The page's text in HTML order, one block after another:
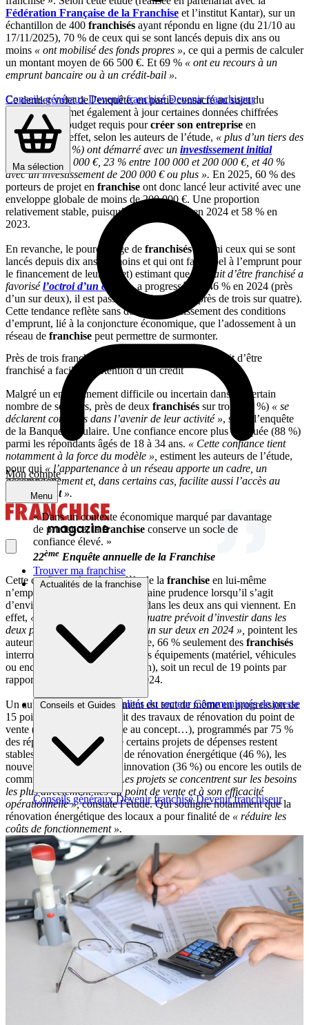
Conseils générauxDevenir franchiséDevenir franchiseur
Ma sélection
Mon compte
Menu
Trouver ma franchise
Actualités de la franchise
Brèves et actus Actualités du secteur Communiqués de presse
Conseils et Guides
Conseils généraux Devenir franchisé Devenir franchiseur
Fédération Française de la Franchise et l’institut Kantar), sur un
échantillon de 400 franchisés ayant répondu en ligne (du 21/10 au
17/11/2025), 70 % de ceux qui se sont lancés depuis dix ans ou
moins « ont mobilisé des fonds propres », ce qui a permis de calculer
un montant moyen de 66 500 €. Et 69 % « ont eu recours à un
emprunt bancaire ou à un crédit-bail ».
Ce dernier volet de l’enquête, en partie consacré au sujet du
financement
, met également à jour certaines données chiffrées
concernant le budget requis pourcréer son entreprise en
franchise. En effet, selon les auteurs de l’étude, « plus d’un tiers des
franchisés(37 %) ont démarré avec un investissement initial
inférieur à 100 000 €, 23 % entre 100 000 et 200 000 €, et 40 %
avec un investissement de 200 000 € ou plus ». En 2025, 60 % des
porteurs de projet en franchise ont donc lancé leur activité avec une
enveloppe globale de moins de 200 000 €. Une proportion
relativement stable, puisqu’ils étaient 63 % en 2024 et 58 % en
2023.
En revanche, le pourcentage de franchisés(parmi ceux qui se sont
lancés depuis dix ans ou moins et qui ont fait appel à l’emprunt pour
le financement de leur projet) estimant que « le fait d’être franchisé a
favorisé l’octroi d’un crédit »a progressé : de 46 % en 2024 (près
d’un sur deux), il est passé à 73 % en 2025 (près de trois sur quatre).
Cette tendance reflète sans doute un durcissement des conditions
d’emprunt, lié à la conjoncture économique, que l’adossement à un
réseau de franchise peut permettre de surmonter.
Près de trois franchisés sur quatre estiment que le fait d’être
franchisé a facilité l’obtention d’un crédit
Malgré un environnement difficile ou incertain dans un certain
nombre de secteurs, près de deux franchisés sur trois (66 %) « se
déclarent confiants dans l’avenir de leur activité », selon l’enquête
de la Banque Populaire. Une confiance encore plus marquée (88 %)
parmi les répondants âgés de 18 à 34 ans. « Cette confiance tient
notamment à la force du modèle », estiment les auteurs de l’étude,
pour qui « l’appartenance à un réseau apporte un cadre, un
accompagnement et, dans certains cas, facilite aussi l’accès au
financement».
« Dans un contexte économique marqué par davantage
de prudence, lafranchise conserve un socle de
confiance élevé. »
22ème Enquête annuelle de la Franchise
Cette confiance dans le modèle de la franchise en lui-même
n’empêche pas toutefois une certaine prudence lorsqu’il s’agit
d’envisager des investissements dans les deux ans qui viennent. En
effet, « près d’un
sur quatre prévoit d’investir dans les
deux prochaines années, contre un sur deux en 2024 », pointent les
auteurs de l’enquête. Par exemple, 66 % seulement des franchisés
interrogés projettent d’acheter des équipements (matériel, véhicules
ou encore systèmes d’information), soit un recul de 19 points par
rapport à l’enquête réalisée en 2024.
Un autre poste d’investissement est tout de même en progression de
15 points sur un an : il s’agit des travaux de rénovation du point de
vente (agrandissement, mise au concept…), programmés par 75 %
des répondants. Tandis que certains projets de dépenses restent
stables, comme les travaux de rénovation énergétique (46 %), les
nouvelles technologies et l’innovation (36 %) ou encore les outils de
communication (27 %).
« Les projets se concentrent sur les besoins
les plus directement liés au point de vente et à son efficacité
opérationnelle »,constate l’étude. Qui souligne notamment que la
rénovation énergétique des locaux a pour finalité de « réduire les
coûts de fonctionnement ».